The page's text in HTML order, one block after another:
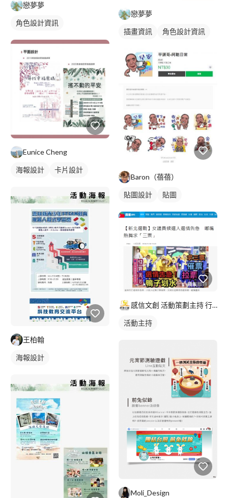
戀夢夢
角色設計資訊
Eunice Cheng
海報設計 卡片設計
王柏翰
海報設計
戀夢夢
插畫資訊 角色設計資訊
Baron（蓓蓓）
貼圖設計 貼圖
感信文創 活動策劃主持 行銷規劃 課程講座 美編文宣
活動主持
Moli_Design